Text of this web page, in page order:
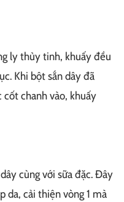
ly thủy tinh, khuấy đều
Khi bột sắn dây đã
chanh vào, khuấy
cùng với sữa đặc. Đây
da, cải thiện vòng 1 mà